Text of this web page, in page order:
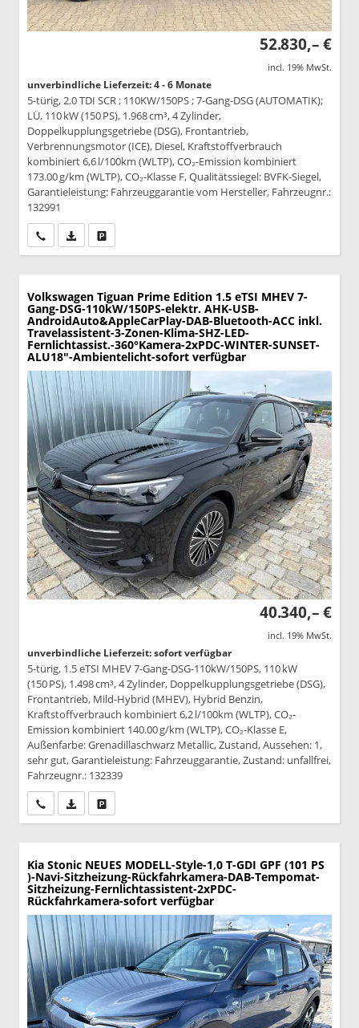
52.830,– €
incl. 19% MwSt.
unverbindliche Lieferzeit: 4 - 6 Monate
5-türig, 2.0 TDI SCR ; 110KW/150PS ; 7-Gang-DSG (AUTOMATIK);
LÜ, 110 kW (150 PS), 1.968 cm³, 4 Zylinder,
Doppelkupplungsgetriebe (DSG), Frontantrieb,
Verbrennungsmotor (ICE), Diesel, Kraftstoffverbrauch
kombiniert 6,6 l/100km (WLTP), CO₂-Emission kombiniert
173.00 g/km (WLTP), CO₂-Klasse F, Qualitätssiegel: BVFK-Siegel,
Garantieleistung: Fahrzeuggarantie vom Hersteller, Fahrzeugnr.:
132991
Wir rufen Sie anPDF-Datei, Fahrzeugexposé drucken
Volkswagen Tiguan Prime Edition 1.5 eTSI MHEV 7-
Gang-DSG-110kW/150PS-elektr. AHK-USB-
AndroidAuto&AppleCarPlay-DAB-Bluetooth-ACC inkl.
Travelassistent-3-Zonen-Klima-SHZ-LED-
Fernlichtassist.-360°Kamera-2xPDC-WINTER-SUNSET-
ALU18"-Ambientelicht-sofort verfügbar
40.340,– €
incl. 19% MwSt.
unverbindliche Lieferzeit: sofort verfügbar
5-türig, 1.5 eTSI MHEV 7-Gang-DSG-110kW/150PS, 110 kW
(150 PS), 1.498 cm³, 4 Zylinder, Doppelkupplungsgetriebe (DSG),
Frontantrieb, Mild-Hybrid (MHEV), Hybrid Benzin,
Kraftstoffverbrauch kombiniert 6,2 l/100km (WLTP), CO₂-
Emission kombiniert 140.00 g/km (WLTP), CO₂-Klasse E,
Außenfarbe: Grenadillaschwarz Metallic, Zustand, Aussehen: 1,
sehr gut, Garantieleistung: Fahrzeuggarantie, Zustand: unfallfrei,
Fahrzeugnr.: 132339
Wir rufen Sie anPDF-Datei, Fahrzeugexposé drucken
Kia Stonic NEUES MODELL-Style-1,0 T-GDI GPF (101 PS
)-Navi-Sitzheizung-Rückfahrkamera-DAB-Tempomat-
Sitzheizung-Fernlichtassistent-2xPDC-
Rückfahrkamera-sofort verfügbar